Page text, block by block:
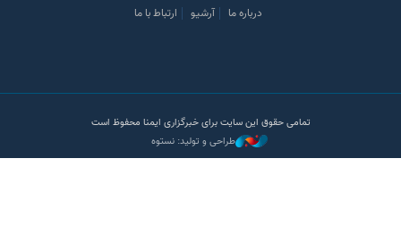
درباره ما آرشیو ارتباط با ما
تمامی حقوق این سایت برای خبرگزاری ایمنا محفوظ است
طراحی و تولید: نستوه